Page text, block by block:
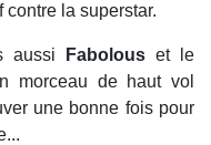
contre la superstar.
aussi Fabolouset le
morceau de haut vol
une bonne fois pour